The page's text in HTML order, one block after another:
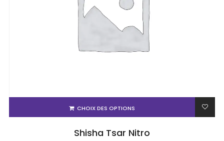
CHOIX DES OPTIONS
Shisha Tsar Nitro